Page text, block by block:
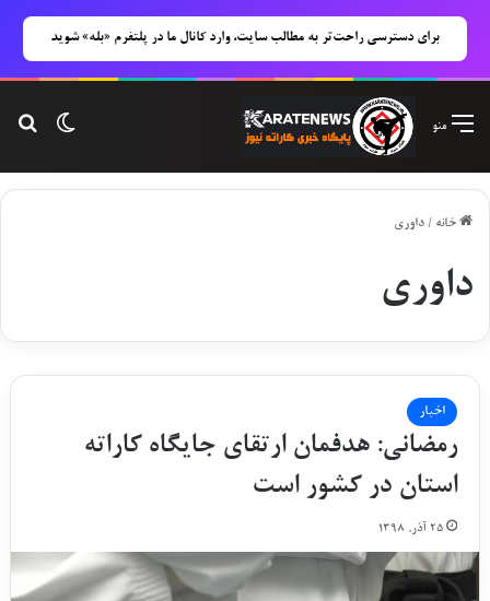
برای دسترسی راحت‌تر به مطالب سایت، وارد کانال ما در پلتفرم «بله» شوید
تغییر منو
خانه / داوري
داوري
اخبار
رمضانى: هدفمان ارتقاى جایگاه کاراته
استان در کشور است
۲۵ آذر, ۱۳۹۸